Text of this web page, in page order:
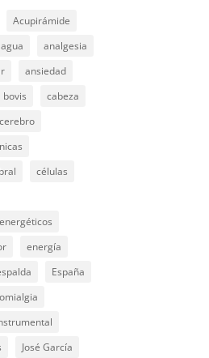
Acupirámide
agua
analgesia
ansiedad
bovis
cabeza
cerebro
células
energía
España
José García